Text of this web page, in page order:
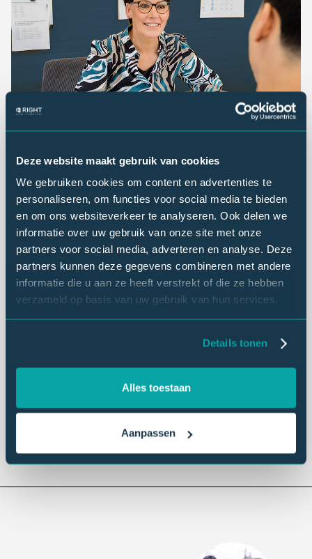
Deze website maakt gebruik van cookies
We gebruiken cookies om content en advertenties te
personaliseren, om functies voor social media te bieden
en om ons websiteverkeer te analyseren. Ook delen we
informatie over uw gebruik van onze site met onze
partners voor social media, adverteren en analyse. Deze
partners kunnen deze gegevens combineren met andere
informatie die u aan ze heeft verstrekt of die ze hebben
verzameld op basis van uw gebruik van hun services.
Details tonen
Alles toestaan
Aanpassen
11-05-2026
Vacature enquêteur
Word enquêteur bij Right Marktonderzoek in Zwolle! Wij
zoeken enthousiaste oproepkrachten voor telefonische
enquêtes, het verwerken van schriftelijke enquêtes en face-
Direct aanmelden
Lees meer